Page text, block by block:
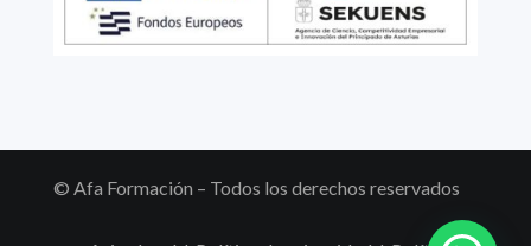
© Afa Formación – Todos los derechos reservados